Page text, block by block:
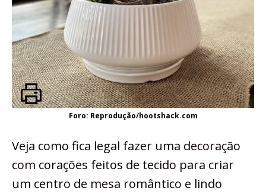
Foro: Reprodução/hootshack.com
Veja como fica legal fazer uma decoração
com corações feitos de tecido para criar
um centro de mesa romântico e lindo